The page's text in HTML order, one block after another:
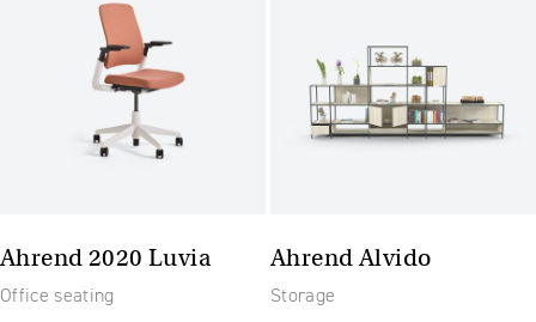
Ahrend 2020 Luvia
Office seating
Ahrend Alvido
Storage